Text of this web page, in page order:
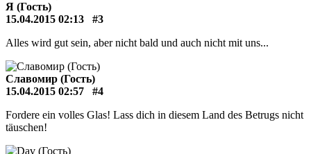
Я (Гость)
15.04.2015 02:13
#3
Alles wird gut sein, aber nicht bald und auch nicht mit uns...
Славомир (Гость)
15.04.2015 02:57
#4
Fordere ein volles Glas! Lass dich in diesem Land des Betrugs nicht
täuschen!